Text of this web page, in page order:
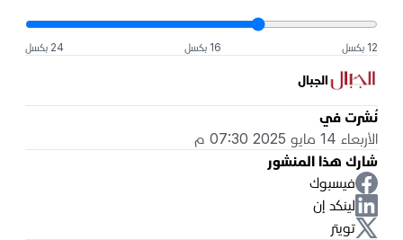
12 بكسل 16 بكسل 24 بكسل
الجبال
نُشرت في
الأربعاء 14 مايو 2025 07:30 م
شارك هذا المنشور
فيسبوك
لينكد إن
تويتر